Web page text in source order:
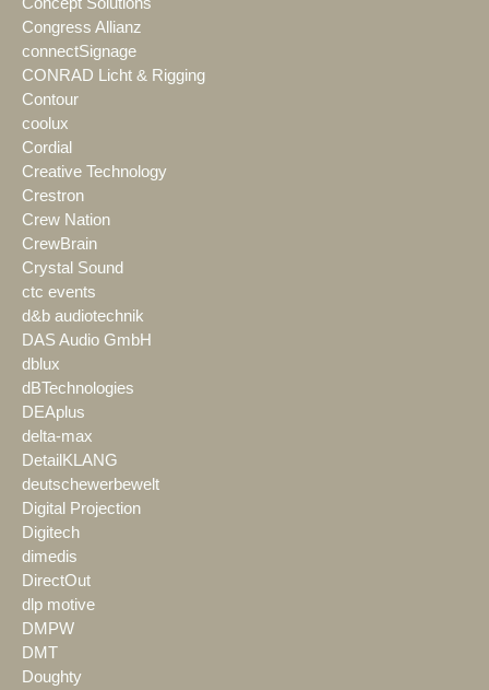
Congress Allianz
connectSignage
CONRAD Licht & Rigging
Contour
coolux
Cordial
Creative Technology
Crestron
Crew Nation
CrewBrain
Crystal Sound
ctc events
d&b audiotechnik
DAS Audio GmbH
dblux
dBTechnologies
DEAplus
delta-max
DetailKLANG
deutschewerbewelt
Digital Projection
Digitech
dimedis
DirectOut
dlp motive
DMPW
DMT
Doughty